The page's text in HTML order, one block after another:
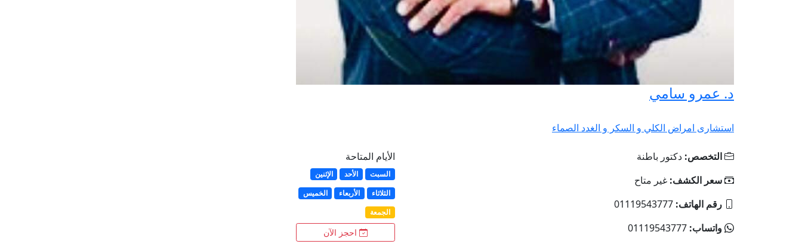
د. عمرو سامي
استشارى امراض الكلي و السكر و الغدد الصماء
التخصص: دكتور باطنة
سعر الكشف: غير متاح
رقم الهاتف: 01119543777
واتساب: 01119543777
الأيام المتاحة
السبت الأحد
الإثنين
الثلاثاء
الأربعاء
الخميس
الجمعة
احجز الآن